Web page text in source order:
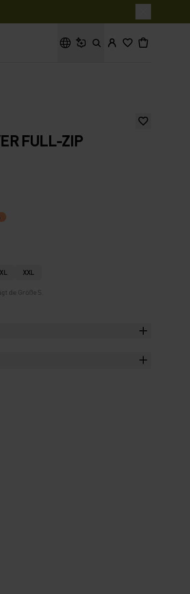
FULL-ZIP
XL XXL
die Größe S.